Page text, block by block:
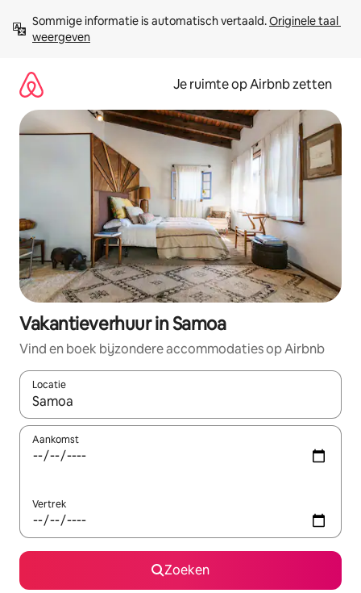
direct
naar
Sommige informatie is automatisch vertaald. Originele taal
weergeven
Je ruimte op Airbnb zetten
Vakantieverhuur in Samoa
Vind en boek bijzondere accommodaties op Airbnb
Locatie
Wanneer er suggesties beschikbaar zijn, maak je een keuze
Aankomst
Vertrek
Zoeken